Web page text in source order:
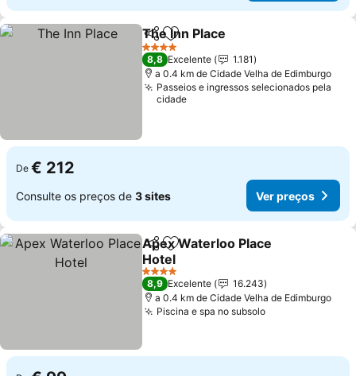
PartilharAdicionar aos favoritos
The Inn Place
4 Estrelas
8,8 Excelente
1.181
a 0.4 km de Cidade Velha de Edimburgo
Passeios e ingressos selecionados pela
cidade
De € 212
Consulte os preços de 3 sites Ver preços
PartilharAdicionar aos favoritos
Apex Waterloo Place
Hotel
Ver preços
4 Estrelas
8,9 Excelente
16.243
a 0.4 km de Cidade Velha de Edimburgo
Piscina e spa no subsoloVer preços